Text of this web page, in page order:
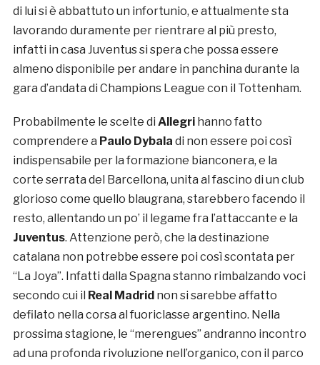
di lui si è abbattuto un infortunio, e attualmente sta
lavorando duramente per rientrare al più presto,
infatti in casa Juventus si spera che possa essere
almeno disponibile per andare in panchina durante la
gara d’andata di Champions League con il Tottenham.
Probabilmente le scelte di Allegrihanno fatto
comprendere a Paulo Dybala di non essere poi così
indispensabile per la formazione bianconera, e la
corte serrata del Barcellona, unita al fascino di un club
glorioso come quello blaugrana, starebbero facendo il
resto, allentando un po’ il legame fra l’attaccante e la
Juventus. Attenzione però, che la destinazione
catalana non potrebbe essere poi così scontata per
“La Joya”. Infatti dalla Spagna stanno rimbalzando voci
secondo cui il Real Madrid non si sarebbe affatto
defilato nella corsa al fuoriclasse argentino. Nella
prossima stagione, le “merengues” andranno incontro
ad una profonda rivoluzione nell’organico, con il parco